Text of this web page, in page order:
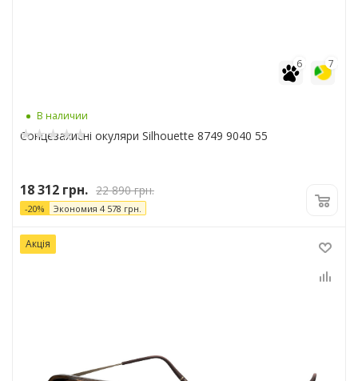
7
6
В наличии
Сонцезахисні окуляри Silhouette 8749 9040 55
18 312 грн. 22 890грн.
-20% Экономия 4 578 грн.
Акція